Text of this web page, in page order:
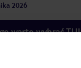
2026
warto wybrać